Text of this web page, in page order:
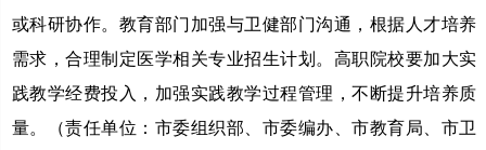
或科研协作。教育部门加强与卫健部门沟通，根据人才培养
需求，合理制定医学相关专业招生计划。高职院校要加大实
践教学经费投入，加强实践教学过程管理，不断提升培养质
量。（责任单位：市委组织部、市委编办、市教育局、市卫